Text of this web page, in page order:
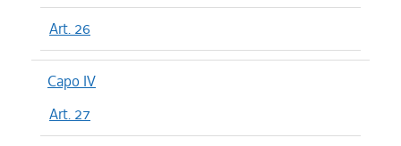
Art. 26
Capo IV
Art. 27